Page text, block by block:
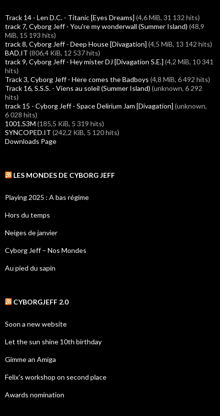
Track 14 - Len D.C. - Titanic [Eyes Dreams] (4,6 MiB, 31 132 hits)
track 7, Cyborg Jeff - You're my wonderwall (Summer Island) (48,9
MiB, 15 193 hits)
track 8, Cyborg Jeff - Deep House [Divagation] (4,5 MiB, 13 142 hits)
BAD.IT (806,4 KiB, 12 537 hits)
track 9, Cyborg Jeff - Hey mister DJ [Divagation S.E.] (4,2 MiB, 10 341
hits)
Track 3, Cyborg Jeff - Here comes the Badboys (4,8 MiB, 6 492 hits)
Track 16, S.S.S. - Viens au soleil (Summer Island) (unknown, 6 292
hits)
track 15 - Cyborg Jeff - Space Delirium Jam [Divagation] (unknown,
6 028 hits)
1001.S3M (185,5 KiB, 5 319 hits)
SYNCOPED.IT (242,2 KiB, 5 120 hits)
Downloads Page
LES MONDES DE CYBORG JEFF
Playing 2025 : A bas régime
Hors du temps
Neiges de janvier
Cyborg Jeff – Nos Mondes
Au pied du sapin
CYBORGJEFF 2.0
Soon a new website
Let the sun shine 10th birthday
Gimme an Amiga
Felix's workshop on second place
Awards nomination